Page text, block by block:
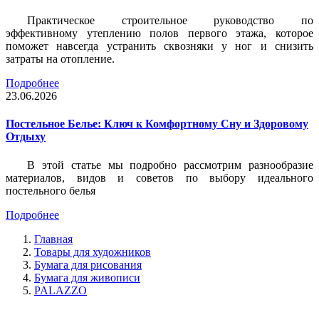
Практическое строительное руководство по
эффективному утеплению полов первого этажа, которое
поможет навсегда устранить сквозняки у ног и снизить
затраты на отопление.
Подробнее
23.06.2026
Постельное Белье: Ключ к Комфортному Сну и Здоровому
Отдыху
В этой статье мы подробно рассмотрим разнообразие
материалов, видов и советов по выбору идеального
постельного белья
Подробнее
Главная
Товары для художников
Бумага для рисования
Бумага для живописи
PALAZZO